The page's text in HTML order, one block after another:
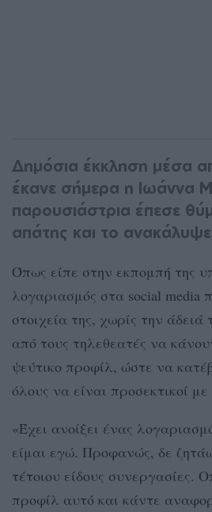
Δημόσια έκκληση μέσα
έκανε σήμερα η Ιωάννα
παρουσιάστρια έπεσε
απάτης και το
Όπως είπε στην εκπομπή της
λογαριασμός στα social media
στοιχεία της, χωρίς την άδειά
από τους τηλεθεατές να
ψεύτικο προφίλ, ώστε να
όλους να είναι προσεκτικοί
«Έχει ανοίξει ένας
είμαι εγώ. Προφανώς, δε
τέτοιου είδους συνεργασίες.
προφίλ αυτό και κάντε